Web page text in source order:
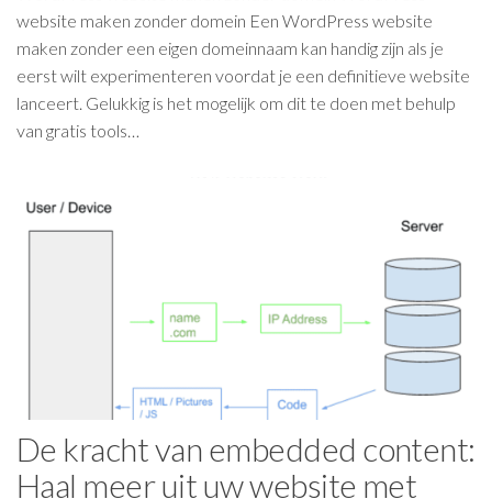
website maken zonder domein Een WordPress website
maken zonder een eigen domeinnaam kan handig zijn als je
eerst wilt experimenteren voordat je een definitieve website
lanceert. Gelukkig is het mogelijk om dit te doen met behulp
van gratis tools…
De kracht van embedded content:
Haal meer uit uw website met